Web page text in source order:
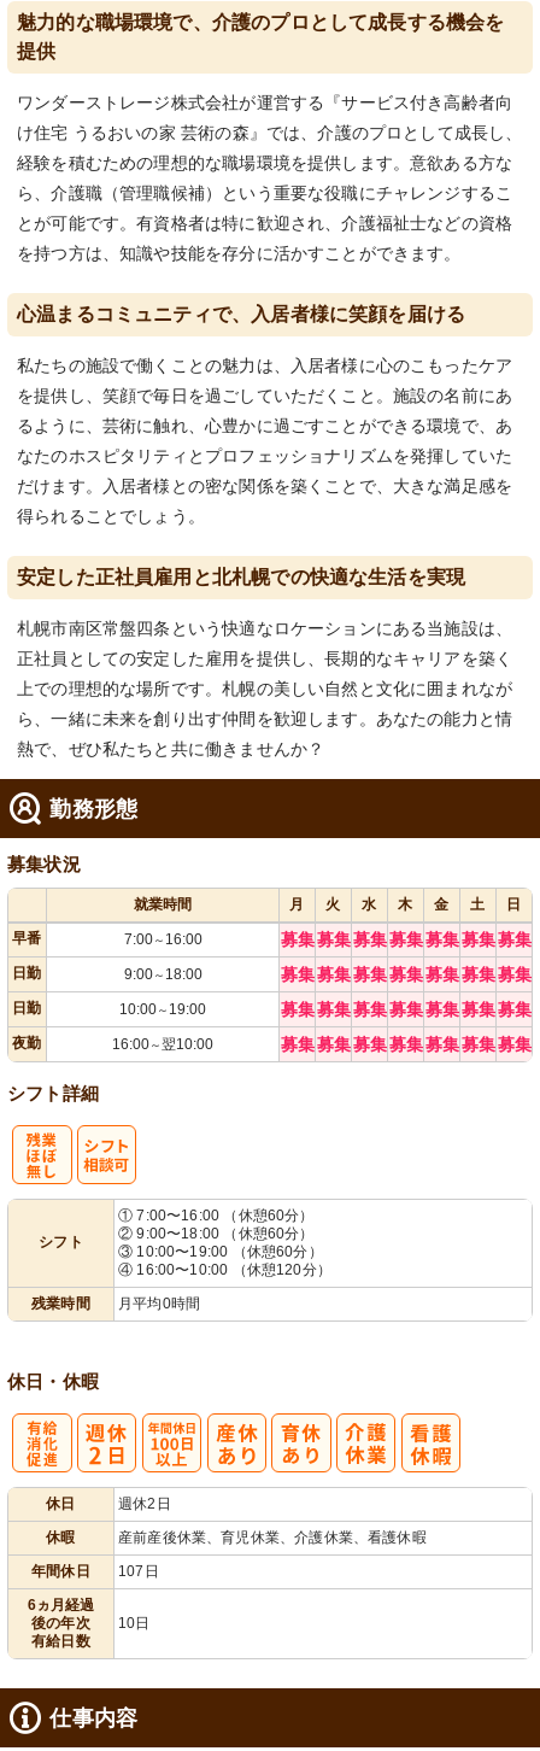
魅力的な職場環境で、介護のプロとして成長する機会を
提供
ワンダーストレージ株式会社が運営する『サービス付き高齢者向
け住宅 うるおいの家 芸術の森』では、介護のプロとして成長し、
経験を積むための理想的な職場環境を提供します。意欲ある方な
ら、介護職（管理職候補）という重要な役職にチャレンジするこ
とが可能です。有資格者は特に歓迎され、介護福祉士などの資格
を持つ方は、知識や技能を存分に活かすことができます。
心温まるコミュニティで、入居者様に笑顔を届ける
私たちの施設で働くことの魅力は、入居者様に心のこもったケア
を提供し、笑顔で毎日を過ごしていただくこと。施設の名前にあ
るように、芸術に触れ、心豊かに過ごすことができる環境で、あ
なたのホスピタリティとプロフェッショナリズムを発揮していた
だけます。入居者様との密な関係を築くことで、大きな満足感を
得られることでしょう。
安定した正社員雇用と北札幌での快適な生活を実現
札幌市南区常盤四条という快適なロケーションにある当施設は、
正社員としての安定した雇用を提供し、長期的なキャリアを築く
上での理想的な場所です。札幌の美しい自然と文化に囲まれなが
ら、一緒に未来を創り出す仲間を歓迎します。あなたの能力と情
熱で、ぜひ私たちと共に働きませんか？
勤務形態
募集状況
就業時間 月 火 水 木 金 土
日
早番
7:00～ 16:00 募集募集募集募集募集募集募集
日勤 9:00～ 18:00 募集募集募集募集募集募集募集
日勤 10:00～ 19:00 募集募集募集募集募集募集募集
夜勤 16:00～翌10:00 募集募集募集募集募集募集募集
シフト詳細
シフト
① 7:00〜16:00 （休憩60分）
② 9:00〜18:00 （休憩60分）
③ 10:00〜19:00 （休憩60分）
④ 16:00〜10:00 （休憩120分）
残業時間
月平均0時間
休日・休暇
休日
週休2日
休暇
産前産後休業、育児休業、介護休業、看護休暇
年間休日
107日
6ヵ月経過
後の年次
有給日数
10日
仕事内容